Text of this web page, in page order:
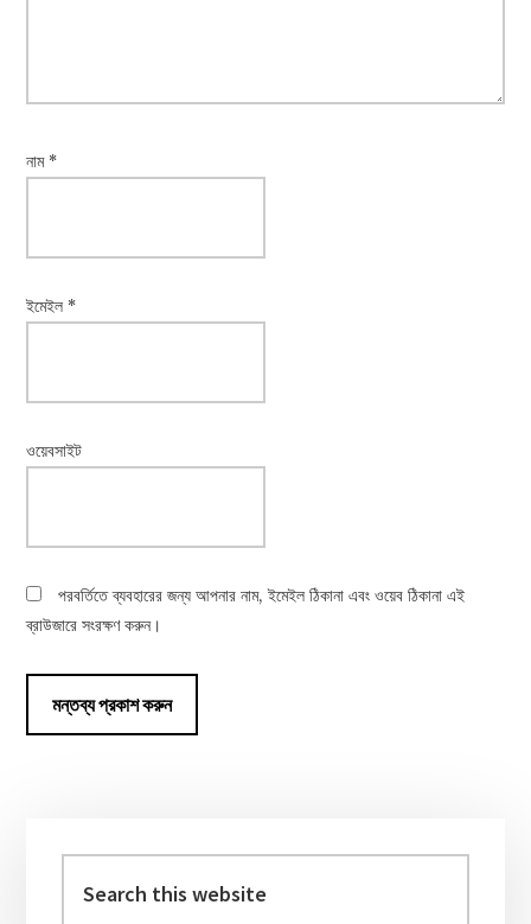
নাম *
ইমেইল *
ওয়েবসাইট
পরবর্তিতে ব্যবহারের জন্য আপনার নাম, ইমেইল ঠিকানা এবং ওয়েব ঠিকানা এই
ব্রাউজারে সংরক্ষণ করুন।
Sidebar
this